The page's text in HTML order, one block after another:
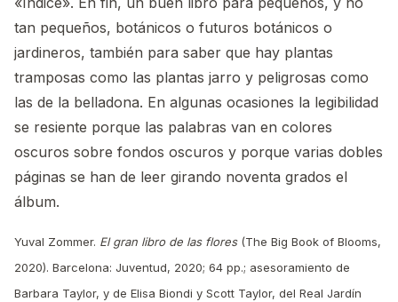
tan pequeños, botánicos o futuros botánicos o
jardineros, también para saber que hay plantas
tramposas como las plantas jarro y peligrosas como
las de la belladona. En algunas ocasiones la legibilidad
se resiente porque las palabras van en colores
oscuros sobre fondos oscuros y porque varias dobles
páginas se han de leer girando noventa grados el
álbum.
Yuval Zommer. El gran libro de las flores(The Big Book of Blooms,
2020). Barcelona: Juventud, 2020; 64 pp.; asesoramiento de
Barbara Taylor, y de Elisa Biondi y Scott Taylor, del Real Jardín